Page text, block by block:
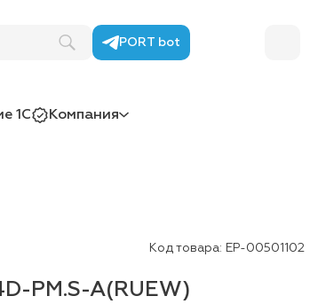
PORT bot
1С Компания
Код товара: ЕР-00501102
PM.S-A(RUEW)